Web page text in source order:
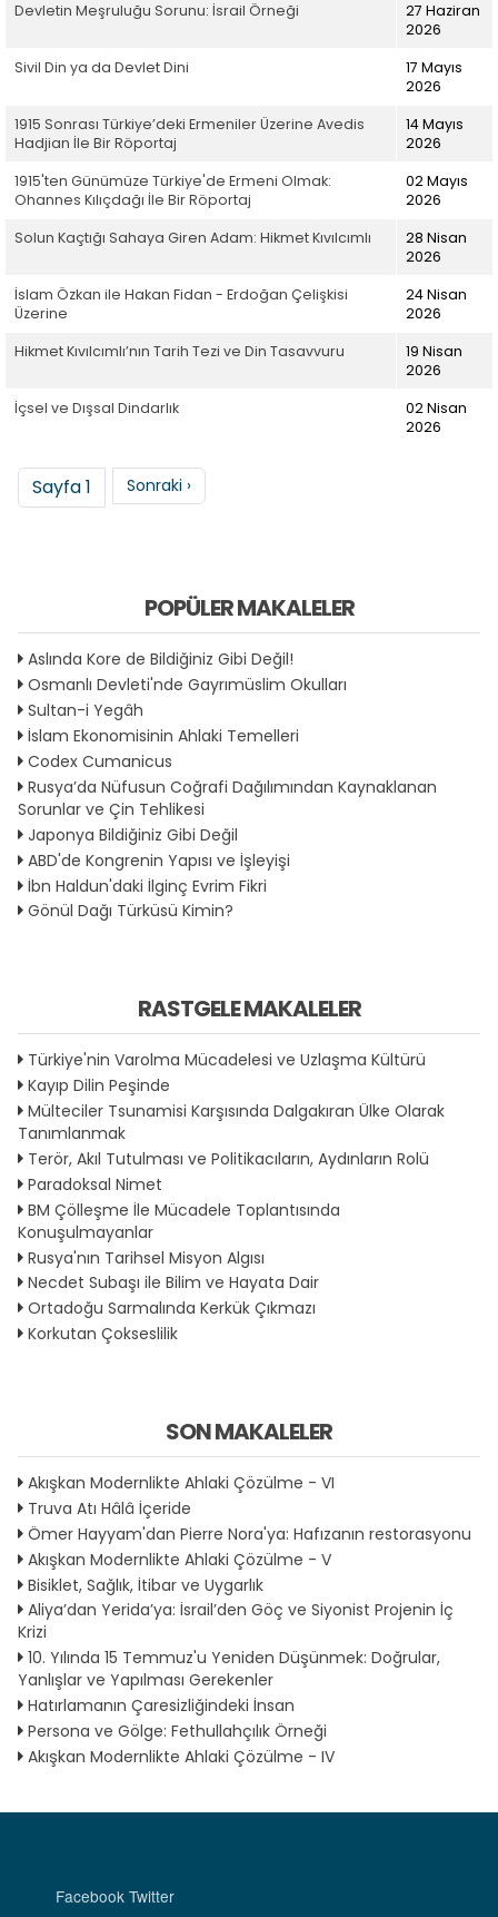
Devletin Meşruluğu Sorunu: İsrail Örneği
27 Haziran
2026
Sivil Din ya da Devlet Dini
17 Mayıs
2026
1915 Sonrası Türkiye’deki Ermeniler Üzerine Avedis
Hadjian İle Bir Röportaj
14 Mayıs
2026
1915'ten Günümüze Türkiye'de Ermeni Olmak:
Ohannes Kılıçdağı İle Bir Röportaj
02 Mayıs
2026
Solun Kaçtığı Sahaya Giren Adam: Hikmet Kıvılcımlı
28 Nisan
2026
İslam Özkan ile Hakan Fidan - Erdoğan Çelişkisi
Üzerine
24 Nisan
2026
Hikmet Kıvılcımlı’nın Tarih Tezi ve Din Tasavvuru
19 Nisan
2026
İçsel ve Dışsal Dindarlık
02 Nisan
2026
Sayfalama
Sayfa 1 Sonraki sayfa
Sonraki ›
POPÜLER MAKALELER
Aslında Kore de Bildiğiniz Gibi Değil!
Osmanlı Devleti'nde Gayrımüslim Okulları
Sultan-i Yegâh
İslam Ekonomisinin Ahlaki Temelleri
Codex Cumanicus
Rusya’da Nüfusun Coğrafi Dağılımından Kaynaklanan
Sorunlar ve Çin Tehlikesi
Japonya Bildiğiniz Gibi Değil
ABD'de Kongrenin Yapısı ve İşleyişi
İbn Haldun'daki İlginç Evrim Fikri
Gönül Dağı Türküsü Kimin?
RASTGELE MAKALELER
Türkiye'nin Varolma Mücadelesi ve Uzlaşma Kültürü
Kayıp Dilin Peşinde
Mülteciler Tsunamisi Karşısında Dalgakıran Ülke Olarak
Tanımlanmak
Terör, Akıl Tutulması ve Politikacıların, Aydınların Rolü
Paradoksal Nimet
BM Çölleşme İle Mücadele Toplantısında
Konuşulmayanlar
Rusya'nın Tarihsel Misyon Algısı
Necdet Subaşı ile Bilim ve Hayata Dair
Ortadoğu Sarmalında Kerkük Çıkmazı
Korkutan Çokseslilik
SON MAKALELER
Akışkan Modernlikte Ahlaki Çözülme - VI
Truva Atı Hâlâ İçeride
Ömer Hayyam'dan Pierre Nora'ya: Hafızanın restorasyonu
Akışkan Modernlikte Ahlaki Çözülme - V
Bisiklet, Sağlık, İtibar ve Uygarlık
Aliya’dan Yerida’ya: İsrail’den Göç ve Siyonist Projenin İç
Krizi
10. Yılında 15 Temmuz'u Yeniden Düşünmek: Doğrular,
Yanlışlar ve Yapılması Gerekenler
Hatırlamanın Çaresizliğindeki İnsan
Persona ve Gölge: Fethullahçılık Örneği
Akışkan Modernlikte Ahlaki Çözülme - IV
Facebook Twitter